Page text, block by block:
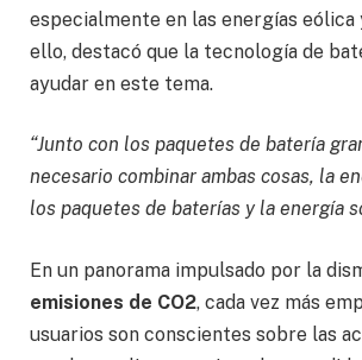
especialmente en las energías eólica
ello, destacó que la tecnología de
ayudar en este tema.
“Junto con los paquetes de batería
necesario combinar ambas cosas, la
los paquetes de baterías y la energía
En un panorama impulsado por la
emisiones de CO2, cada vez más
usuarios son conscientes sobre las